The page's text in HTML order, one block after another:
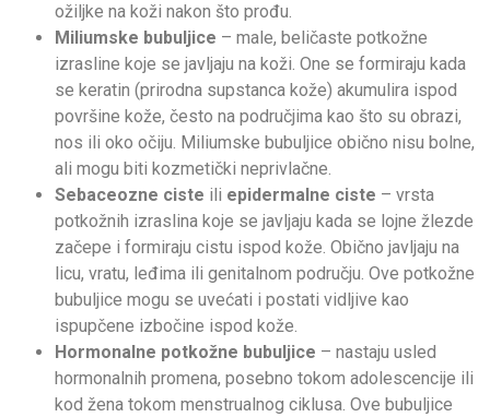
ožiljke na koži nakon što prođu.
Miliumske bubuljice – male, beličaste potkožne
izrasline koje se javljaju na koži. One se formiraju kada
se keratin (prirodna supstanca kože) akumulira ispod
površine kože, često na područjima kao što su obrazi,
nos ili oko očiju. Miliumske bubuljice obično nisu bolne,
ali mogu biti kozmetički neprivlačne.
Sebaceozne ciste ili epidermalne ciste – vrsta
potkožnih izraslina koje se javljaju kada se lojne žlezde
začepe i formiraju cistu ispod kože. Obično javljaju na
licu, vratu, leđima ili genitalnom području. Ove potkožne
bubuljice mogu se uvećati i postati vidljive kao
ispupčene izbočine ispod kože.
Hormonalne potkožne bubuljice – nastaju usled
hormonalnih promena, posebno tokom adolescencije ili
kod žena tokom menstrualnog ciklusa. Ove bubuljice